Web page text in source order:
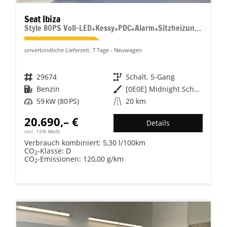
Seat Ibiza
Style 80PS Voll-LED+Kessy+PDC+Alarm+Sitzheizung+Kamera+App-Connect
unverbindliche Lieferzeit: 7 Tage Neuwagen
Fahrzeugnr. 29674 Getriebe Schalt. 5-Gang
Kraftstoff Benzin Außenfarbe
[0E0E] Midnight Schwarz Metallic
Leistung 59 kW (80 PS) Kilometerstand 20 km
20.690,– €
incl. 19% MwSt.
Details
Verbrauch kombiniert: 5,30 l/100km
CO2-Klasse: D
CO2-Emissionen: 120,00 g/km